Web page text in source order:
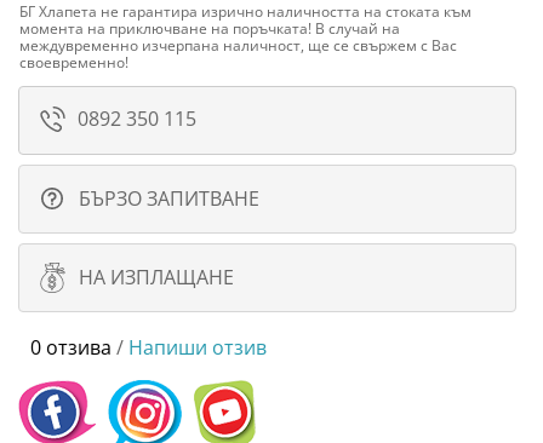
БГ Хлапета не гарантира изрично наличността на стоката към
момента на приключване на поръчката! В случай на
междувременно изчерпана наличност, ще се свържем с Вас
своевременно!
0892 350 115
БЪРЗО ЗАПИТВАНЕ
НА ИЗПЛАЩАНЕ
0 отзива / Напиши отзив